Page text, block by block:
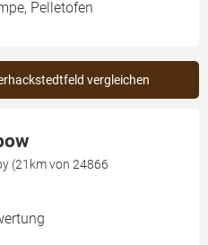
Pelletofen
vergleichen
(21km von 24866